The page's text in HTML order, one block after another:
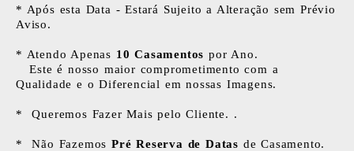
* Após esta Data - Estará Sujeito a Alteração sem Prévio
Aviso.
* Atendo Apenas 10 Casamentos por Ano.
Este é nosso maior comprometimento com a
Qualidade e o Diferencial em nossas Imagens.
* Queremos Fazer Mais pelo Cliente. .
* Não Fazemos Pré Reserva de Datas de Casamento.